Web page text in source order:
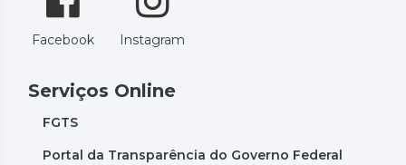
Facebook Instagram
Serviços Online
FGTS
Portal da Transparência do Governo Federal